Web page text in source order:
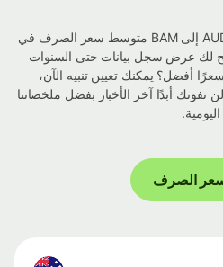
يستخدم مخططنا التفاعلي من AUD إلى BAM متوسط ​​سعر الصرف في
لك عرض سجل بيانات حتى السنوات
أفضل؟ يمكنك تعيين تنبيه الآن،
أبدًا آخر الأخبار بفضل ملخصاتنا
الصرف